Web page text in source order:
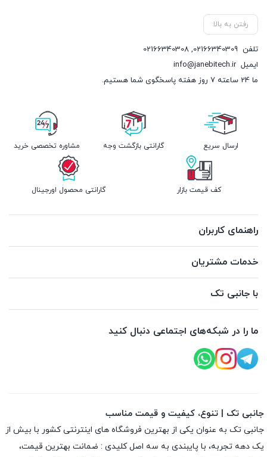
رفتن به بالا
تلفن 02166340309
,
02166340308
ایمیلinfo@janebitech.ir
ما 24 ساعته 7 روز هفته پاسخگوی شما هستیم.
ارسال سریع گارانتی بازگشت وجه مشاوره تخصصی خرید
کف قیمت بازار گارانتی محصول اورجینال
راهنمای کاربران
خدمات مشتریان
با جانبی تک
ما را در شبکه‌های اجتماعی دنبال کنید
جانبی تک | تنوع، کیفیت و قیمت مناسب
جانبی تک به عنوان یکی از بهترین فروشگاه های اینترنتی کشور با بیش از
یک دهه تجربه، با پایبندی به سه اصل کلیدی : ضمانت بهترین قیمت،